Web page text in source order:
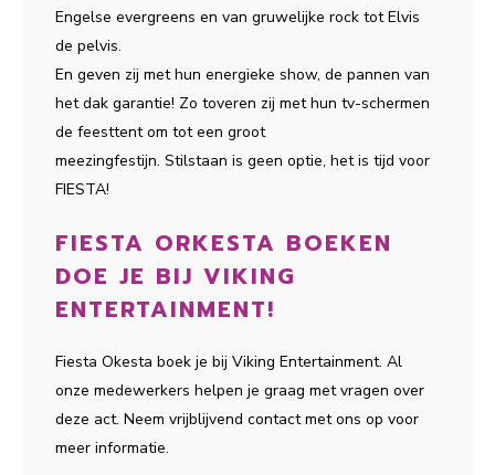
Engelse evergreens en van gruwelijke rock tot Elvis
de pelvis.
En geven zij met hun energieke show, de pannen van
het dak garantie! Zo toveren zij met hun tv-schermen
de feesttent om tot een groot
meezingfestijn. Stilstaan is geen optie, het is tijd voor
FIESTA!
FIESTA ORKESTA BOEKEN
DOE JE BIJ VIKING
ENTERTAINMENT!
Fiesta Okesta boek je bij Viking Entertainment. Al
onze medewerkers helpen je graag met vragen over
deze act. Neem vrijblijvend contact met ons op voor
meer informatie.